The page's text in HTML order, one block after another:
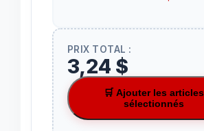
PRIX TOTAL :
3,24 $
🛒 Ajouter les articles
sélectionnés